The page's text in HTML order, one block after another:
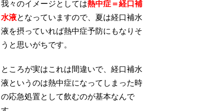
我々のイメージとしては熱中症＝経口補
水液となっていますので、夏は経口補水
液を摂っていれば熱中症予防にもなりそ
うと思いがちです。
ところが実はこれは間違いで、経口補水
液というのは熱中症になってしまった時
の応急処置として飲むのが基本なんで